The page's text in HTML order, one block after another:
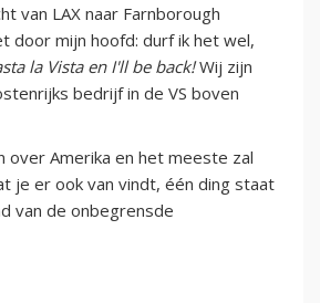
van LAX naar Farnborough
door mijn hoofd: durf ik het wel,
la Vista en I'll be back!Wij zijn
bedrijf in de VS boven
over Amerika en het meeste zal
je er ook van vindt, één ding staat
van de onbegrensde